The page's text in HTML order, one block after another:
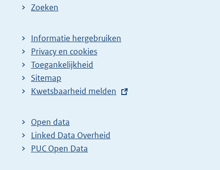
Zoeken
Informatie hergebruiken
Privacy en cookies
Toegankelijkheid
Sitemap
E
t
e
r
Kwetsbaarheid melden
Open data
Linked Data Overheid
PUC Open Data